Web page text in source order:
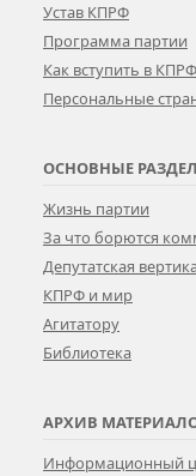
Устав КПРФ
Программа партии
Как вступить в КПРФ
Персональные
ОСНОВНЫЕ
Жизнь партии
За что борются
Депутатская
КПРФ и мир
Агитатору
Библиотека
АРХИВ
Информационный